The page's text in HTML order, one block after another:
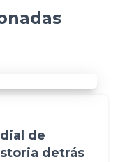
de
detrás